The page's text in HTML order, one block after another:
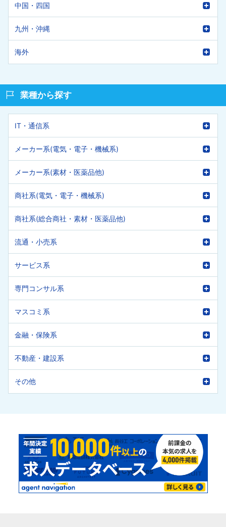
中国・四国
九州・沖縄
海外
業種から探す
IT・通信系
メーカー系(電気・電子・機械系)
メーカー系(素材・医薬品他)
商社系(電気・電子・機械系)
商社系(総合商社・素材・医薬品他)
流通・小売系
サービス系
専門コンサル系
マスコミ系
金融・保険系
不動産・建設系
その他